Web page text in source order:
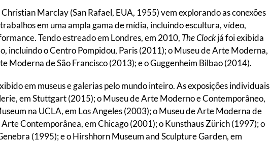
Marclay (San Rafael, EUA, 1955) vem explorando as conexões
em uma ampla gama de mídia, incluindo escultura, vídeo,
Tendo estreado em Londres, em 2010, The Clockjá foi exibida
incluindo o Centro Pompidou, Paris (2011); o Museu de Arte Moderna,
Moderna de São Francisco (2013); e o Guggenheim Bilbao (2014).
em museus e galerias pelo mundo inteiro. As exposições individuais
em Stuttgart (2015); o Museu de Arte Moderno e Contemporâneo,
na UCLA, em Los Angeles (2003); o Museu de Arte Moderna de
Contemporânea, em Chicago (2001); o Kunsthaus Zürich (1997); o
(1995); e o Hirshhorn Museum and Sculpture Garden, em